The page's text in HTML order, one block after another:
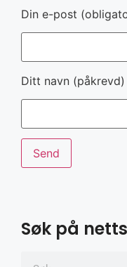
Din e-post
Ditt navn (påkrevd)
Søk på